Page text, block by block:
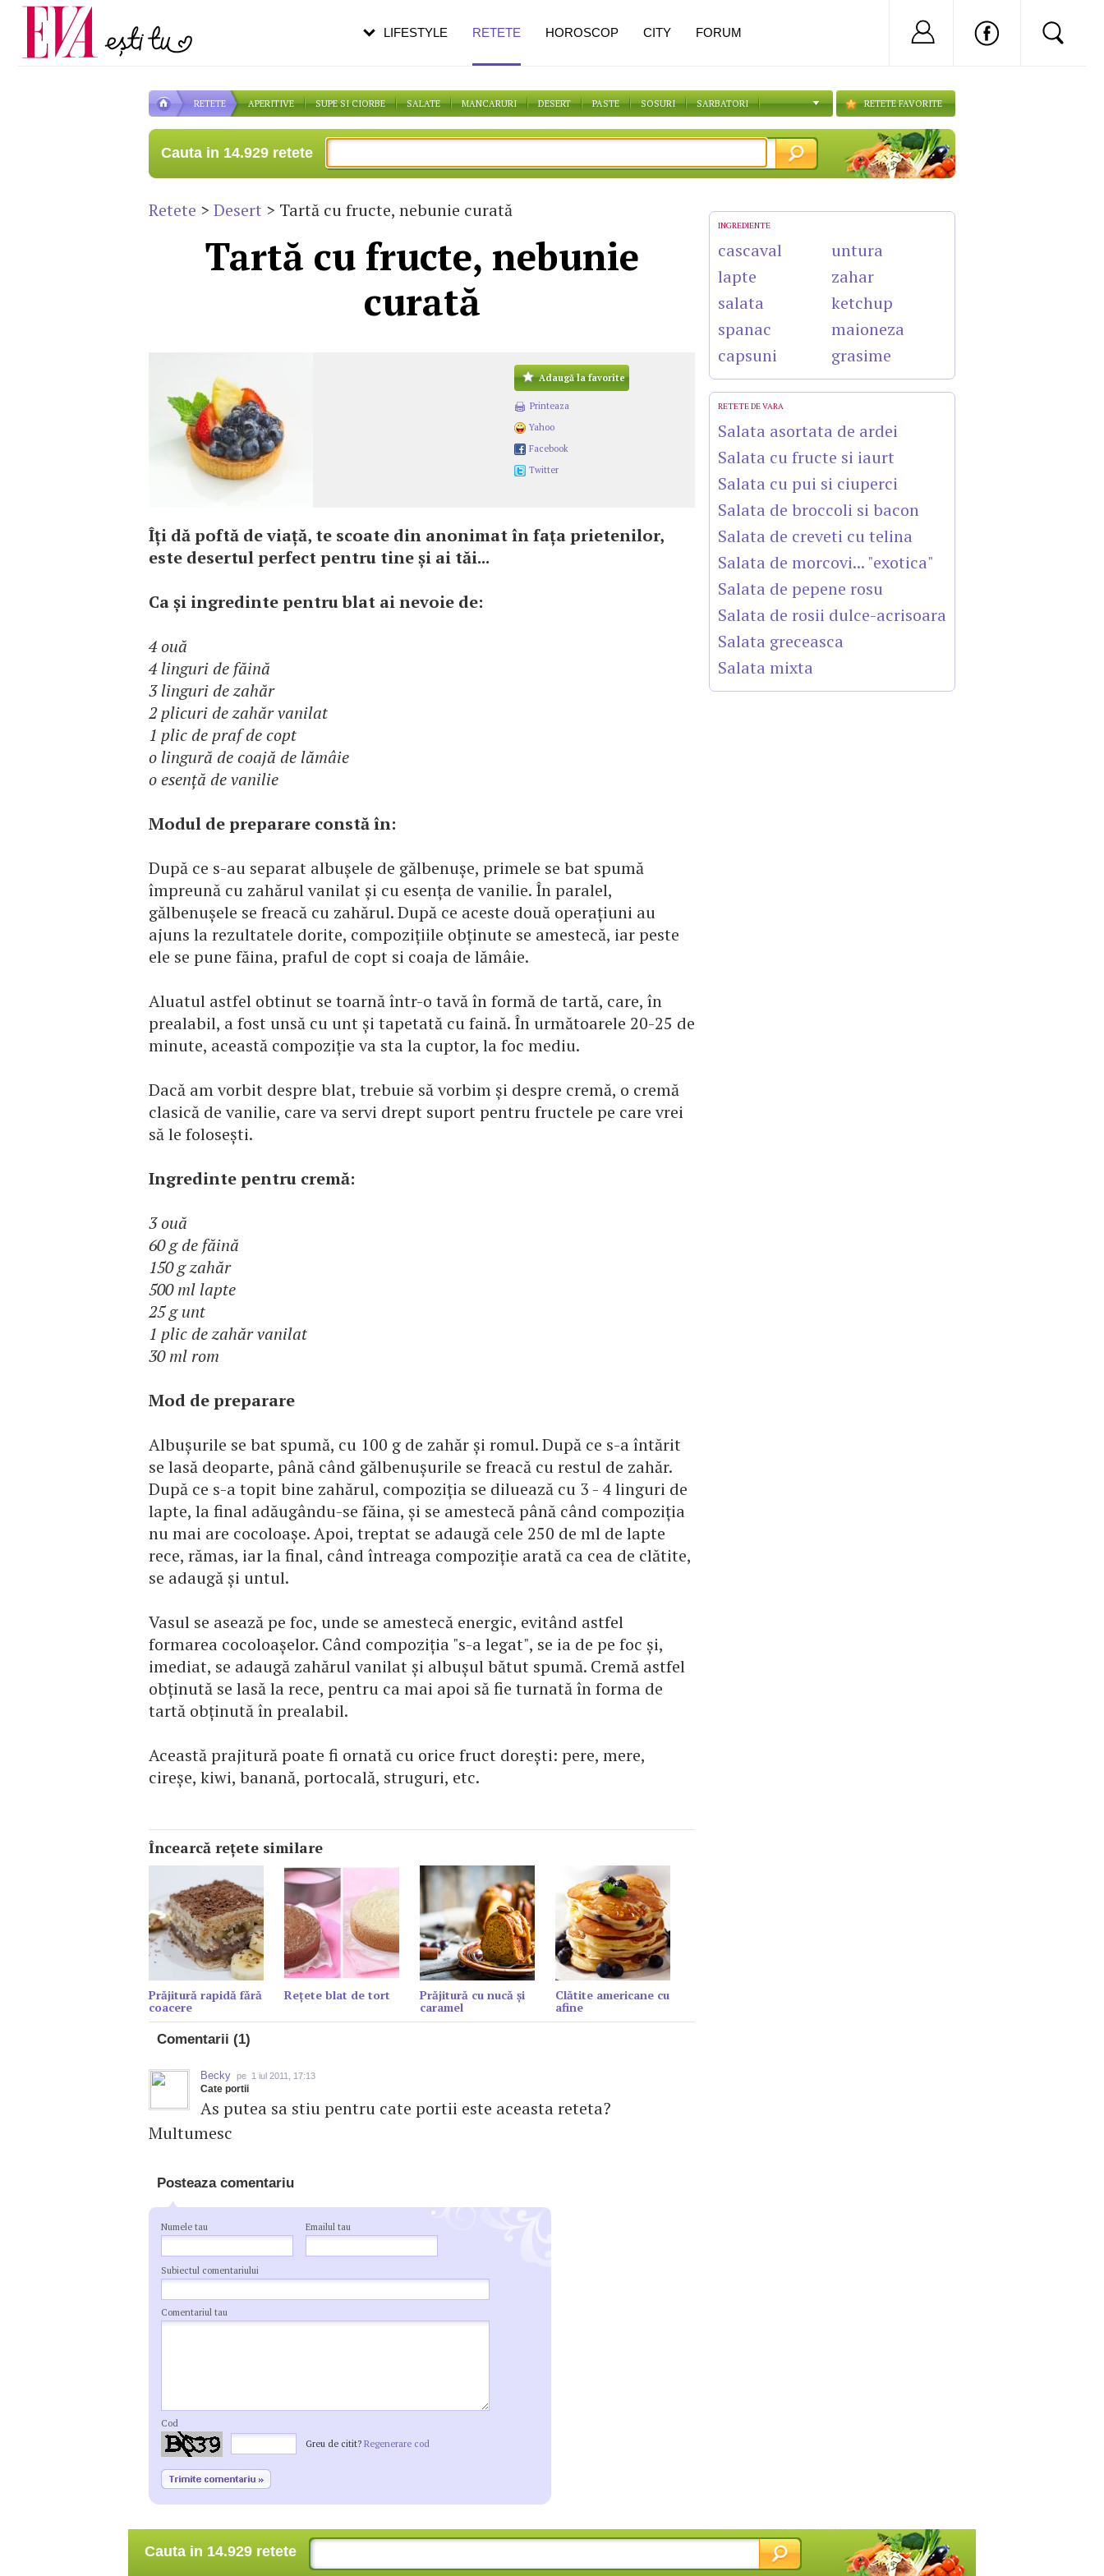
RETETE APERITIVE SUPE SI CIORBE SALATE MANCARURI DESERT PASTE SOSURI SARBATORI RETETE FAVORITE
Cauta in 14.929 retete
Retete > Desert > Tartă cu fructe, nebunie curată
Tartă cu fructe, nebunie
curată
Adaugă la favorite
Printeaza
Yahoo
Facebook
Twitter
Îţi dă poftă de viaţă, te scoate din anonimat în faţa prietenilor,
este desertul perfect pentru tine şi ai tăi...
Ca şi ingredinte pentru blat ai nevoie de:
4 ouă
4 linguri de făină
3 linguri de zahăr
2 plicuri de zahăr vanilat
1 plic de praf de copt
o lingură de coajă de lămâie
o esenţă de vanilie
Modul de preparare constă în:
După ce s-au separat albuşele de gălbenuşe, primele se bat spumă
împreună cu zahărul vanilat şi cu esenţa de vanilie. În paralel,
gălbenuşele se freacă cu zahărul. După ce aceste două operaţiuni au
ajuns la rezultatele dorite, compoziţiile obţinute se amestecă, iar peste
ele se pune făina, praful de copt si coaja de lămâie.
Aluatul astfel obtinut se toarnă într-o tavă în formă de tartă, care, în
prealabil, a fost unsă cu unt şi tapetată cu faină. În următoarele 20-25 de
minute, această compoziţie va sta la cuptor, la foc mediu.
Dacă am vorbit despre blat, trebuie să vorbim şi despre cremă, o cremă
clasică de vanilie, care va servi drept suport pentru fructele pe care vrei
să le foloseşti.
Ingredinte pentru cremă:
3 ouă
60 g de făină
150 g zahăr
500 ml lapte
25 g unt
1 plic de zahăr vanilat
30 ml rom
Mod de preparare
Albuşurile se bat spumă, cu 100 g de zahăr şi romul. După ce s-a întărit
se lasă deoparte, până când gălbenuşurile se freacă cu restul de zahăr.
După ce s-a topit bine zahărul, compoziţia se diluează cu 3 - 4 linguri de
lapte, la final adăugându-se făina, şi se amestecă până când compoziţia
nu mai are cocoloaşe. Apoi, treptat se adaugă cele 250 de ml de lapte
rece, rămas, iar la final, când întreaga compoziţie arată ca cea de clătite,
se adaugă şi untul.
Vasul se asează pe foc, unde se amestecă energic, evitând astfel
formarea cocoloaşelor. Când compoziţia "s-a legat", se ia de pe foc şi,
imediat, se adaugă zahărul vanilat şi albuşul bătut spumă. Cremă astfel
obţinută se lasă la rece, pentru ca mai apoi să fie turnată în forma de
tartă obţinută în prealabil.
Această prajitură poate fi ornată cu orice fruct doreşti: pere, mere,
cireşe, kiwi, banană, portocală, struguri, etc.
Încearcă reţete similare
Prăjitură rapidă fără
coacere
Reţete blat de tort Prăjitură cu nucă și
caramel
Clătite americane cu
afine
Comentarii (1)
Becky pe 1 iul 2011, 17:13
Cate portii
As putea sa stiu pentru cate portii este aceasta reteta?
Multumesc
Posteaza comentariu
Numele tau Emailul tau
Subiectul comentariului
Comentariul tau
Cod
Greu de citit? Regenerare cod
INGREDIENTE
cascaval
lapte
salata
spanac
capsuni
untura
zahar
ketchup
maioneza
grasime
RETETE DE VARA
Salata asortata de ardei
Salata cu fructe si iaurt
Salata cu pui si ciuperci
Salata de broccoli si bacon
Salata de creveti cu telina
Salata de morcovi... "exotica"
Salata de pepene rosu
Salata de rosii dulce-acrisoara
Salata greceasca
Salata mixta
Cauta in 14.929 retete
LIFESTYLE RETETE HOROSCOP CITY FORUM Nu ai cont?
Carieră
Actualitate